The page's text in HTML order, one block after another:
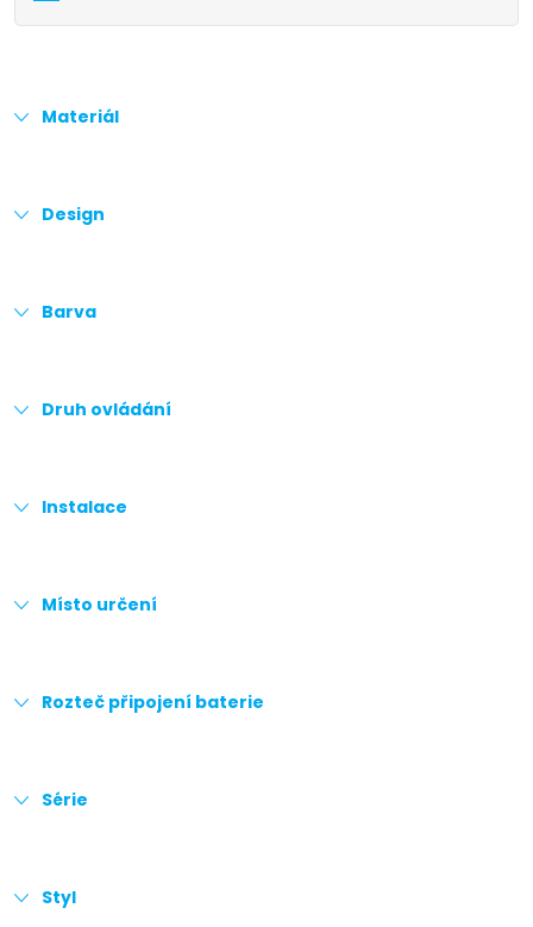
Materiál
Design
Barva
Druh ovládání
Instalace
Místo určení
Rozteč připojení baterie
Série
Styl